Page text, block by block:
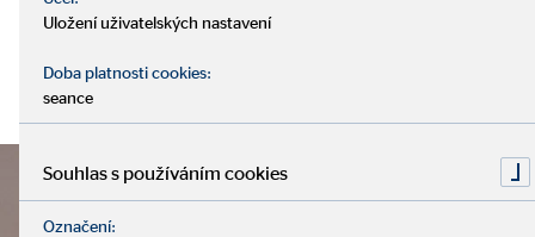
Uložení uživatelských nastavení
Doba platnosti cookies:
seance
Souhlas s používáním cookies
Označení: